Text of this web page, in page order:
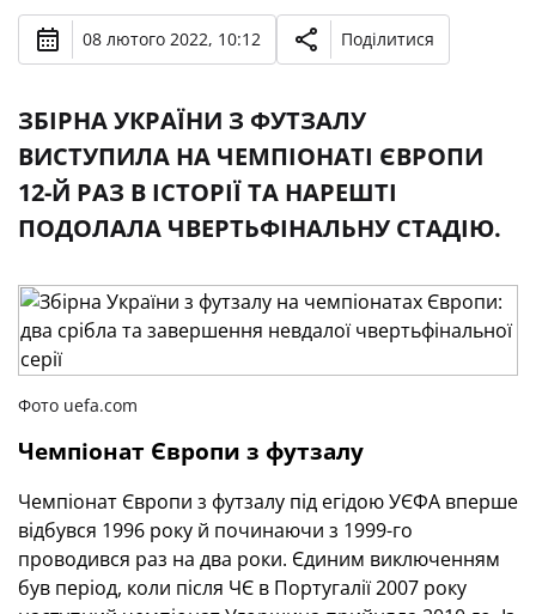
08 лютого 2022, 10:12 Поділитися
ЗБІРНА УКРАЇНИ З ФУТЗАЛУ
ВИСТУПИЛА НА ЧЕМПІОНАТІ ЄВРОПИ
12-Й РАЗ В ІСТОРІЇ ТА НАРЕШТІ
ПОДОЛАЛА ЧВЕРТЬФІНАЛЬНУ СТАДІЮ.
Фото uefa.com
Чемпіонат Європи з футзалу
Чемпіонат Європи з футзалу під егідою УЄФА вперше
відбувся 1996 року й починаючи з 1999-го
проводився раз на два роки. Єдиним виключенням
був період, коли після ЧЄ в Португалії 2007 року